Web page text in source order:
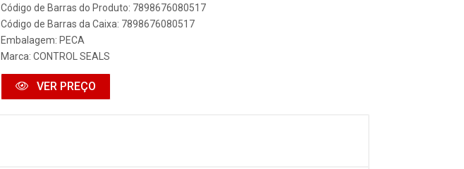
Código de Barras do Produto: 7898676080517
Código de Barras da Caixa: 7898676080517
Embalagem: PECA
Marca: CONTROL SEALS
VER PREÇO